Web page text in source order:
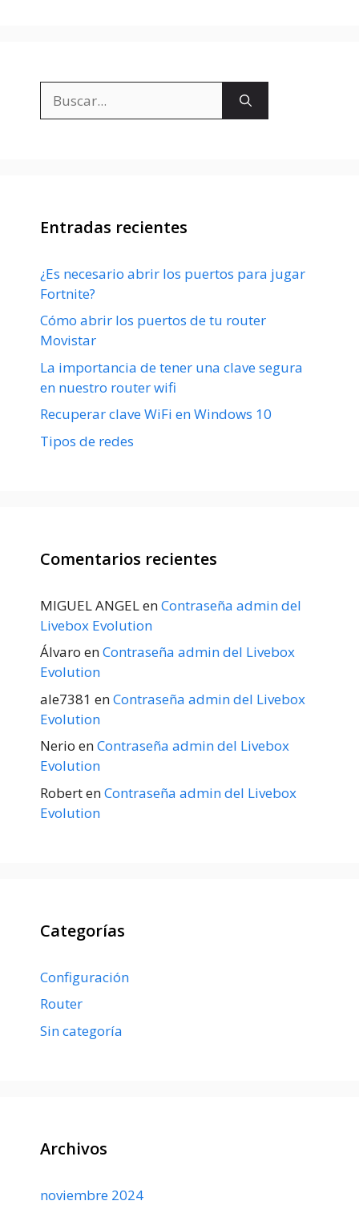
Entradas recientes
¿Es necesario abrir los puertos para jugar
Fortnite?
Cómo abrir los puertos de tu router
Movistar
La importancia de tener una clave segura
en nuestro router wifi
Recuperar clave WiFi en Windows 10
Tipos de redes
Comentarios recientes
MIGUEL ANGELenContraseña admin del
Livebox Evolution
Álvaro enContraseña admin del Livebox
Evolution
ale7381 enContraseña admin del Livebox
Evolution
Nerio enContraseña admin del Livebox
Evolution
RobertenContraseña admin del Livebox
Evolution
Categorías
Configuración
Router
Sin categoría
Archivos
noviembre 2024